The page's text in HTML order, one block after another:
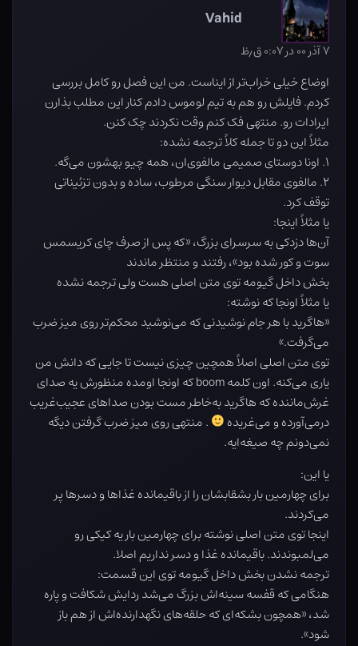
Vahid
۷ آذر ۰۰ در ۰:۰۷ ق٫ظ
اوضاع خیلی خراب‌تر از ایناست. من این فصل رو کامل بررسی
کردم. فایلش رو هم به تیم لوموس دادم کنار این مطلب بذارن
ایرادات رو. منتهی فک کنم وقت نکردند چک کنن.
مثلاً این دو تا جمله کلاً ترجمه نشده:
۱. اونا دوستای صمیمی مالفوی‌ان، همه چیو بهشون می‌گه.
۲. مالفوی مقابل دیوار سنگی مرطوب، ساده و بدون تزئیناتی
توقف کرد.
یا مثلاً اینجا:
آن‌ها دزدکی به سرسرای بزرگ، «که پس از صرف چای کریسمس
سوت و کور شده بود»، رفتند و منتظر ماندند
بخش داخل گیومه توی متن اصلی هست ولی ترجمه نشده
یا مثلاً اونجا که نوشته:
«هاگرید با هر جام نوشیدنی که می‌نوشید محکم‌تر روی میز ضرب
می‌گرفت.»
توی متن اصلی اصلاً همچین چیزی نیست تا جایی که دانش من
یاری می‌کنه. اون کلمه boom که اونجا اومده منظورش یه صدای
غرش‌ماننده که هاگرید به‌خاطر مست بودن صداهای عجیب‌غریب
درمی‌آورده و می‌غریده
. منتهی روی میز ضرب گرفتن دیگه
نمی‌دونم چه صیغه‌ایه.
یا این:
برای چهارمین بار بشقابشان را از باقیمانده غذاها و دسرها پر
می‌کردند.
اینجا توی متن اصلی نوشته برای چهارمین بار یه کیکی رو
می‌لمبوندند. باقیمانده غذا و دسر نداریم اصلا.
ترجمه نشدن بخش داخل گیومه توی این قسمت:
هنگامی که قفسه سینه‌اش بزرگ می‌شد ردایش شکافت و پاره
شد، «همچون بشکه‌ای که حلقه‌های نگهدارنده‌اش از هم باز
شود».